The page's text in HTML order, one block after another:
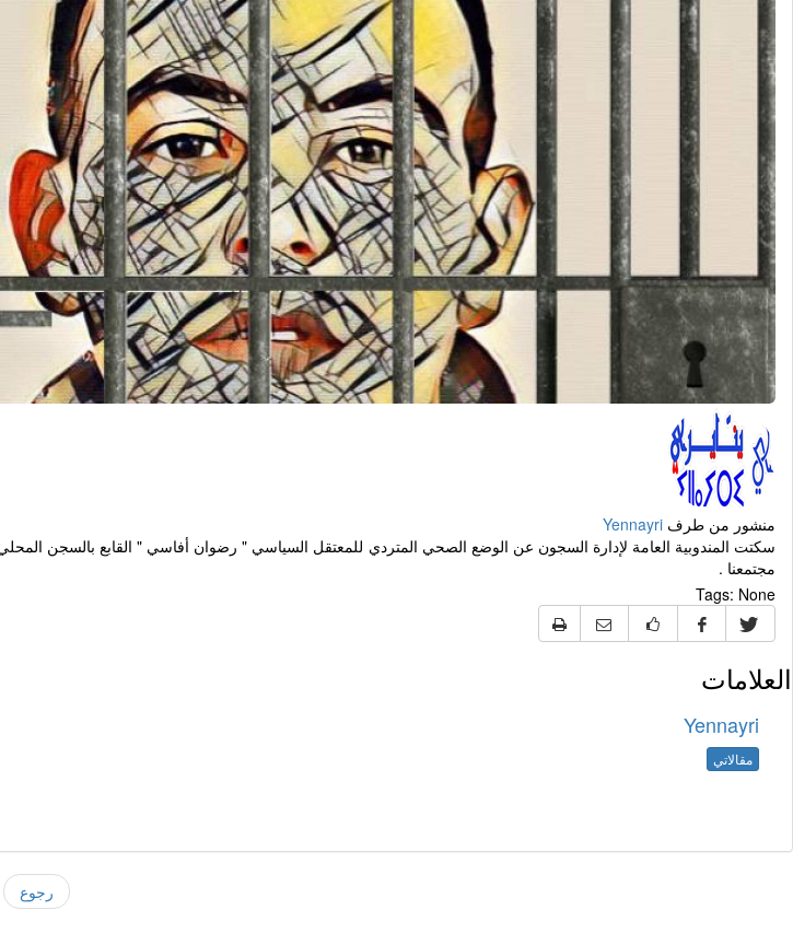
منشور من طرف Yennayri
سكتت المندوبية العامة لإدارة السجون عن الوضع الصحي المتردي للمعتقل السياسي " رضوان أفاسي " القابع بالسجن
مجتمعنا .
Tags: None
العلامات
Yennayri
مقالاتي
رجوع